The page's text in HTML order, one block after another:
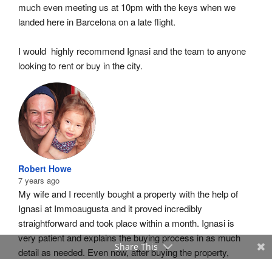
much even meeting us at 10pm with the keys when we
landed here in Barcelona on a late flight.
I would  highly recommend Ignasi and the team to anyone
looking to rent or buy in the city.
Robert Howe
7 years ago
My wife and I recently bought a property with the help of
Ignasi at Immoaugusta and it proved incredibly
straightforward and took place within a month. Ignasi is
very patient and explains the buying process in as much
detail as needed. Even now, after buying the property,
Share This